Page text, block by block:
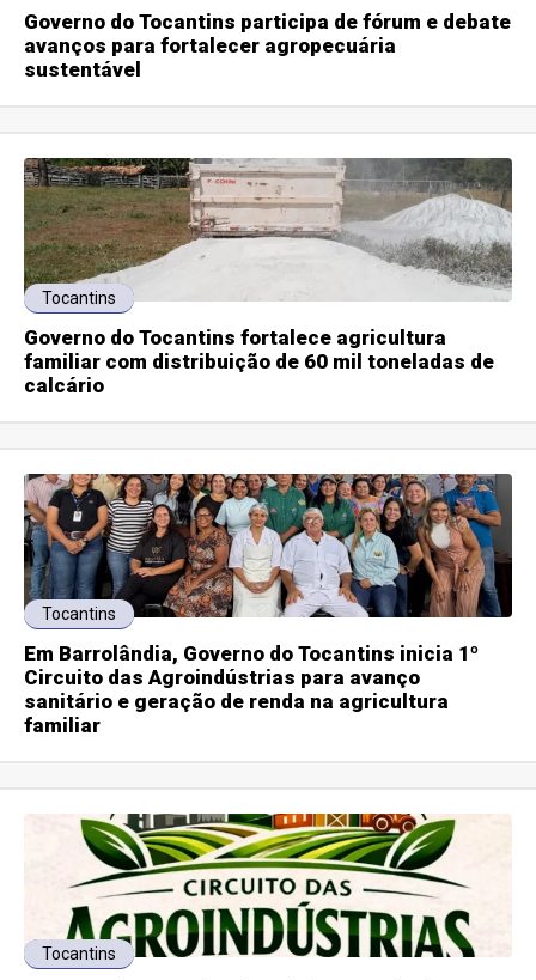
Governo do Tocantins participa de fórum e debate
avanços para fortalecer agropecuária
sustentável
Tocantins
Governo do Tocantins fortalece agricultura
familiar com distribuição de 60 mil toneladas de
calcário
Tocantins
Em Barrolândia, Governo do Tocantins inicia 1º
Circuito das Agroindústrias para avanço
sanitário e geração de renda na agricultura
familiar
Tocantins